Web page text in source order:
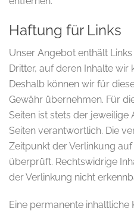
Haftung für Links
Unser Angebot enthält
Dritter, auf deren Inhalte wir
Deshalb können wir für
Gewähr übernehmen. Für
Seiten ist stets der
Seiten verantwortlich. Die
Zeitpunkt der Verlinkung
überprüft. Rechtswidrige
der Verlinkung nicht
Eine permanente